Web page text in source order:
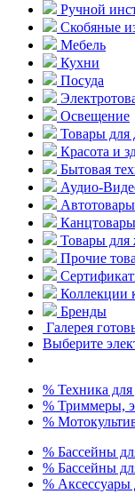
Ручной
Скобяные
Мебель
Кухни
Посуда
Освещение
Товары для
Красота и
Бытовая
Аудио-
Автотовары
Канцтовары
Товары
Прочие
Коллекции
Бренды
Галерея
Выберите
% Техника для
% Триммеры,
%
% Бассейны
% Бассейны
% Аксессуары